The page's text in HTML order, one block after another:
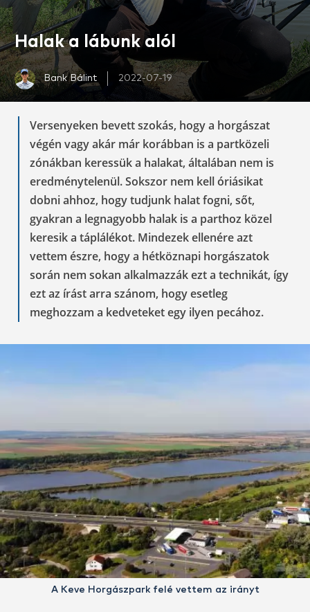
Halak a lábunk alól
Bank Bálint 2022-07-19
Versenyeken bevett szokás, hogy a horgászat
végén vagy akár már korábban is a partközeli
zónákban keressük a halakat, általában nem is
eredménytelenül. Sokszor nem kell óriásikat
dobni ahhoz, hogy tudjunk halat fogni, sőt,
gyakran a legnagyobb halak is a parthoz közel
keresik a táplálékot. Mindezek ellenére azt
vettem észre, hogy a hétköznapi horgászatok
során nem sokan alkalmazzák ezt a technikát, így
ezt az írást arra szánom, hogy esetleg
meghozzam a kedveteket egy ilyen pecához.
A Keve Horgászpark felé vettem az irányt